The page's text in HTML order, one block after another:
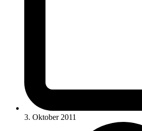
3. Oktober 2011